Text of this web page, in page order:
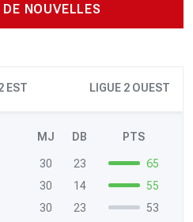
NOUVELLES
EST LIGUE 2 OUEST
MJ DB PTS
30 23
65
30 14
55
30 23
53